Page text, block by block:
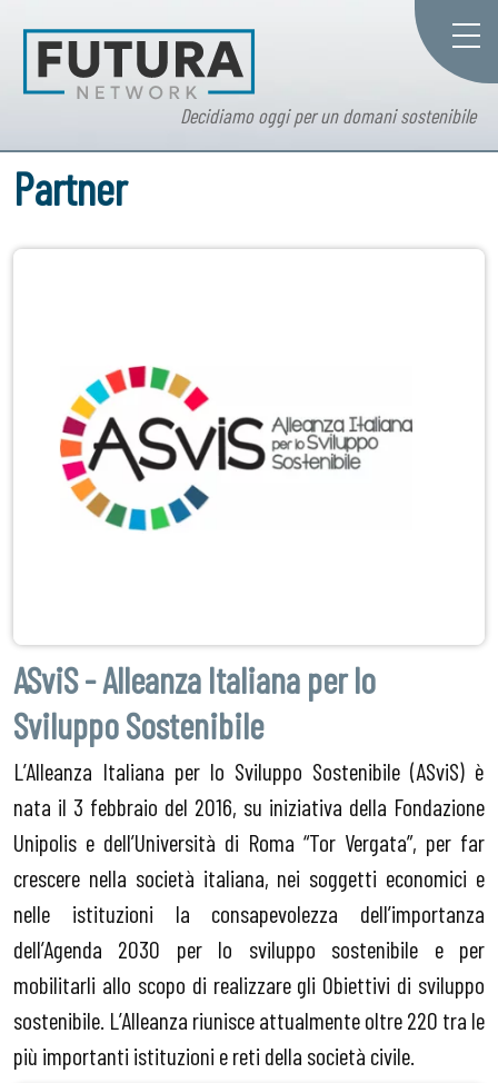
Decidiamo oggi per un domani sostenibile
Partner
ASviS - Alleanza Italiana per lo
Sviluppo Sostenibile
L’Alleanza Italiana per lo Sviluppo Sostenibile (ASviS) è
nata il 3 febbraio del 2016, su iniziativa della Fondazione
Unipolis e dell’Università di Roma “Tor Vergata”, per far
crescere nella società italiana, nei soggetti economici e
nelle istituzioni la consapevolezza dell’importanza
dell’Agenda 2030 per lo sviluppo sostenibile e per
mobilitarli allo scopo di realizzare gli Obiettivi di sviluppo
sostenibile. L’Alleanza riunisce attualmente oltre 220 tra le
più importanti istituzioni e reti della società civile.